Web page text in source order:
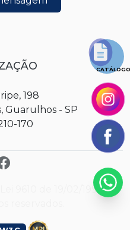
198
Guarulhos - SP
170
9610 de 19/02/1998).
CATÁLOGO